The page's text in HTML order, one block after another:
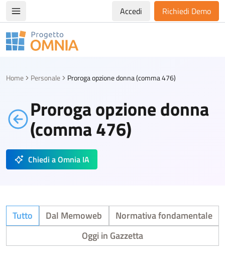
Apri/chiudi menù di navigazioneAccedi Richiedi Demo
Progetto Omnia
Home Personale Proroga opzione donna (comma 476)
Proroga opzione donna
(comma 476)
Chiedi a Omnia IA
Tutto Dal Memoweb
Normativa fondamentale
Oggi in Gazzetta